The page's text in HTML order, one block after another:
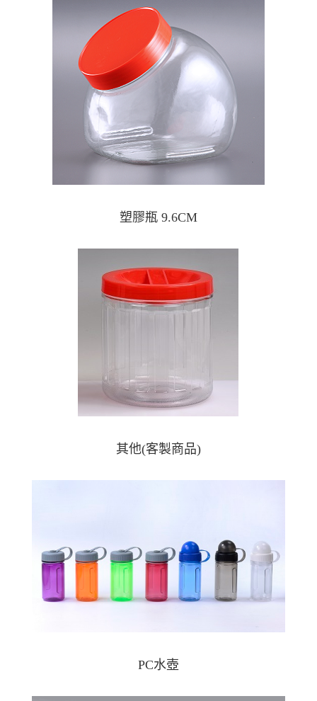
塑膠瓶 9.6CM
其他(客製商品)
PC水壺